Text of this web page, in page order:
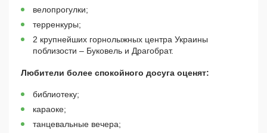
велопрогулки;
терренкуры;
2 крупнейших горнолыжных центра Украины
поблизости – Буковель и Драгобрат.
Любители более спокойного досуга оценят:
библиотеку;
караоке;
танцевальные вечера;